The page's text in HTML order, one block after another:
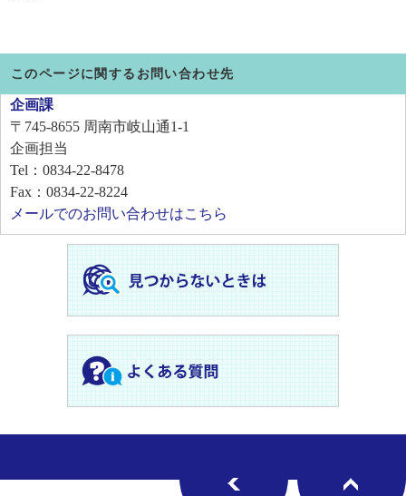
このページに関するお問い合わせ先
企画課
〒745-8655 周南市岐山通1-1
企画担当
Tel：0834-22-8478
Fax：0834-22-8224
メールでのお問い合わせはこちら